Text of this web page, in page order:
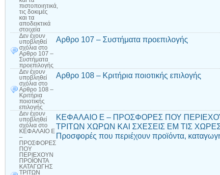
πιστοποιητικά,
τις δοκιμές
και τα
αποδεικτικά
στοιχεία
Δεν έχουν
υποβληθεί
σχόλια στο
Αρθρο 107 –
Συστήματα
προεπιλογής
Αρθρο 107 – Συστήματα προεπιλογής
Δεν έχουν
υποβληθεί
σχόλια στο
Αρθρο 108 –
Κριτήρια
ποιοτικής
επιλογής
Αρθρο 108 – Κριτήρια ποιοτικής επιλογής
Δεν έχουν
υποβληθεί
σχόλια στο
ΚΕΦΑΛΑΙΟ Ε
–
ΠΡΟΣΦΟΡΕΣ
ΠΟΥ
ΠΕΡΙΕΧΟΥΝ
ΠΡΟΪΟΝΤΑ
ΚΑΤΑΓΩΓΗΣ
ΤΡΙΤΩΝ
ΚΕΦΑΛΑΙΟ Ε – ΠΡΟΣΦΟΡΕΣ ΠΟΥ
ΤΡΙΤΩΝ ΧΩΡΩΝ ΚΑΙ ΣΧΕΣΕΙΣ ΕΜ ΤΙΣ
Προσφορές που περιέχουν προϊόντα,